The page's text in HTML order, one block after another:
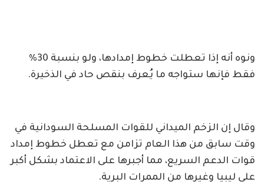
ونوه أنه إذا تعطلت خطوط إمدادها، ولو بنسبة 30%
فقط فإنها ستواجه ما يُعرف بنقص حاد في الذخيرة.
وقال إن الزخم الميداني للقوات المسلحة السودانية في
وقت سابق من هذا العام تزامن مع تعطل خطوط إمداد
قوات الدعم السريع، مما أجبرها على الاعتماد بشكل أكبر
على ليبيا وغيرها من الممرات البرية.